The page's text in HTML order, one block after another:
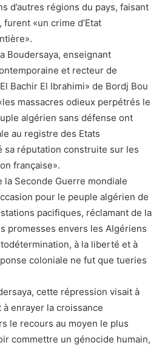
d’autres régions du pays, faisant
«un crime d’Etat
Boudersaya, enseignant
et recteur de
Bachir El Ibrahimi» de Bordj Bou
massacres odieux perpétrés le
algérien sans défense ont
au registre des Etats
sa réputation construite sur les
française».
la Seconde Guerre mondiale
pour le peuple algérien de
pacifiques, réclamant de la
promesses envers les Algériens
à la liberté et à
coloniale ne fut que tueries
cette répression visait à
enrayer la croissance
le recours au moyen le plus
commettre un génocide humain,